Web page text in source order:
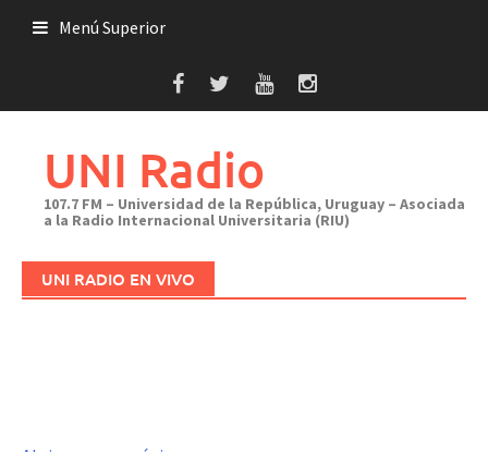
Menú Superior
UNI Radio
107.7 FM – Universidad de la República, Uruguay – Asociada
a la Radio Internacional Universitaria (RIU)
UNI RADIO EN VIVO